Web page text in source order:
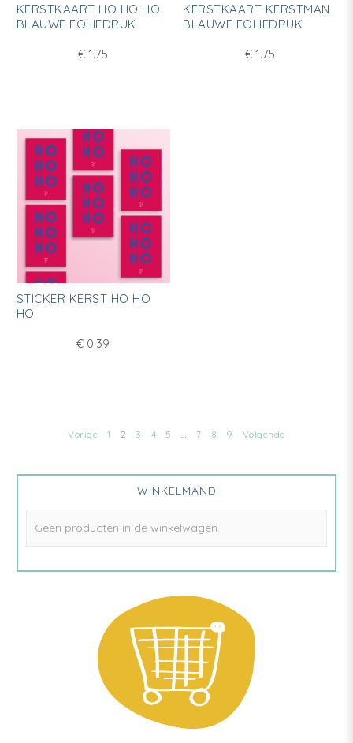
KERSTKAART HO HO HO
BLAUWE FOLIEDRUK
€ 1.75
KERSTKAART KERSTMAN
BLAUWE FOLIEDRUK
€1.75
STICKER KERST HO HO
HO
€ 0.39
Vorige 1 2 3 4 5 … 7 8 9 Volgende
WINKELMAND
Geen producten in de winkelwagen.